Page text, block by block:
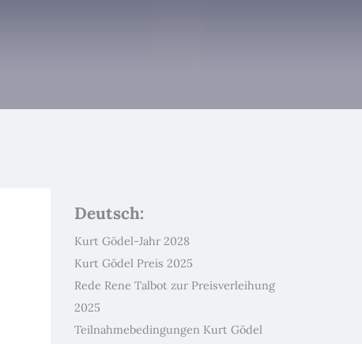
Deutsch:
Kurt Gödel-Jahr 2028
Kurt Gödel Preis 2025
Rede Rene Talbot zur Preisverleihung
2025
Teilnahmebedingungen Kurt Gödel